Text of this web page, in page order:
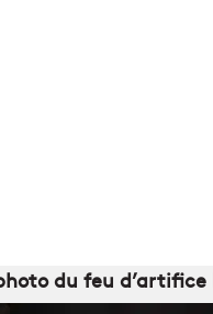
du feu d’artifice